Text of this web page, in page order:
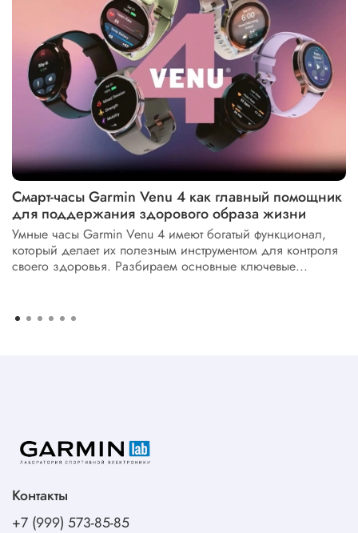
Смарт-часы Garmin Venu 4 как главный помощник
для поддержания здорового образа жизни
Умные часы Garmin Venu 4 имеют богатый функционал,
который делает их полезным инструментом для контроля
своего здоровья. Разбираем основные ключевые...
Контакты
+7 (999) 573-85-85